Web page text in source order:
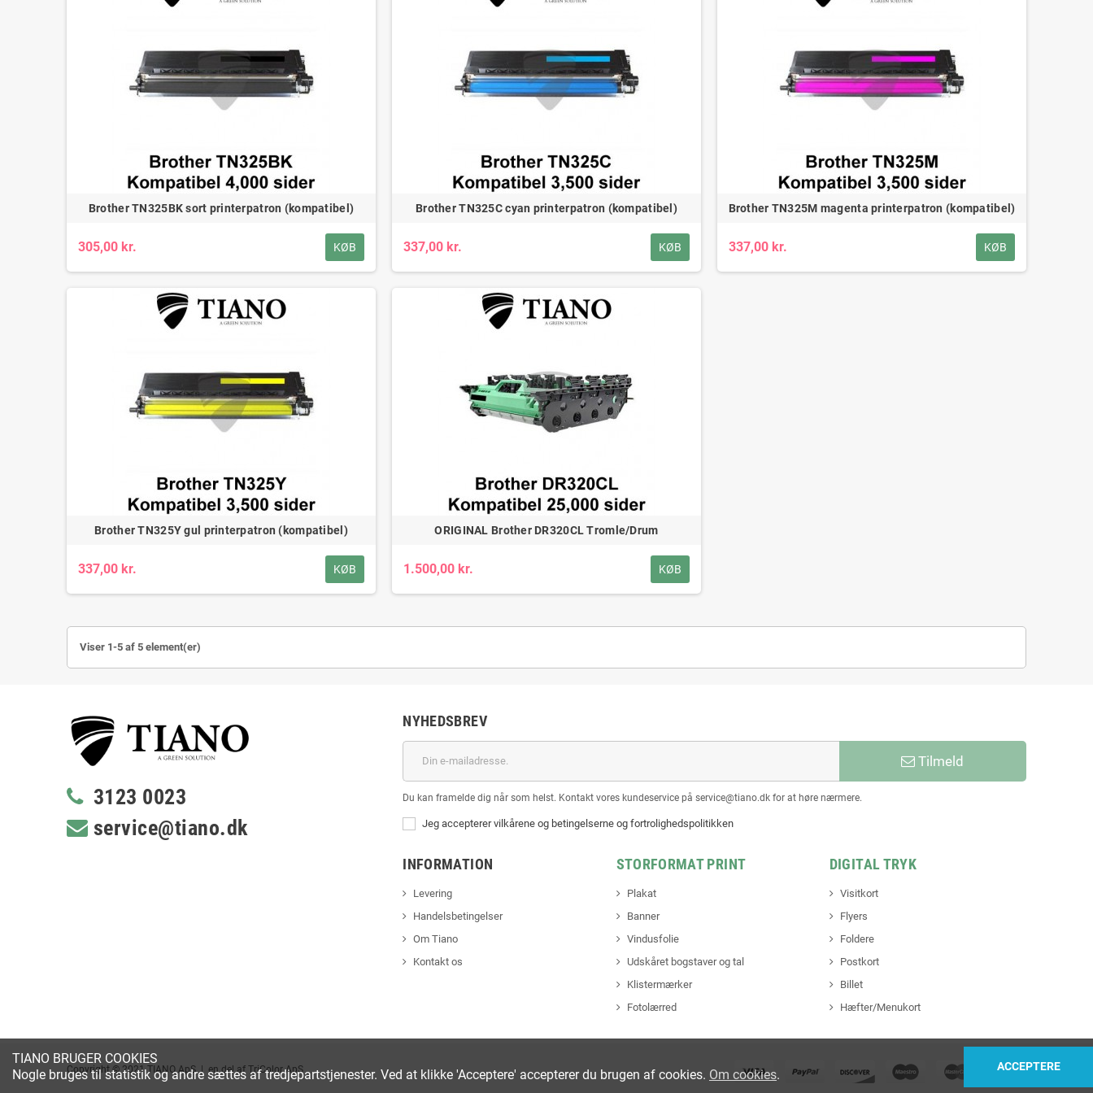
Brother TN325BK sort printerpatron (kompatibel)
305,00 kr. KØB
Brother TN325C cyan printerpatron (kompatibel)
337,00 kr. KØB
Brother TN325M magenta printerpatron (kompatibel)
337,00 kr. KØB
Brother TN325Y gul printerpatron (kompatibel)
337,00 kr. KØB
ORIGINAL Brother DR320CL Tromle/Drum
1.500,00 kr. KØB
Viser 1-5 af 5 element(er)
3123 0023
service@tiano.dk
NYHEDSBREV
Tilmeld
Du kan framelde dig når som helst. Kontakt vores kundeservice på service@tiano.dk for at høre nærmere.
Jeg accepterer vilkårene og betingelserne og fortrolighedspolitikken
INFORMATION
Levering
Handelsbetingelser
Om Tiano
Kontakt os
STORFORMAT PRINT
Plakat
Banner
Vindusfolie
Udskåret bogstaver og tal
Klistermærker
Fotolærred
DIGITAL TRYK
Visitkort
Flyers
Foldere
Postkort
Billet
Hæfter/Menukort
Copyright © 2021 TIANO ApS | en del af TriColor ApS
TIANO BRUGER COOKIES
Nogle bruges til statistik og andre sættes af tredjepartstjenester. Ved at klikke 'Acceptere' accepterer du brugen af cookies. Om cookies.
ACCEPTERE